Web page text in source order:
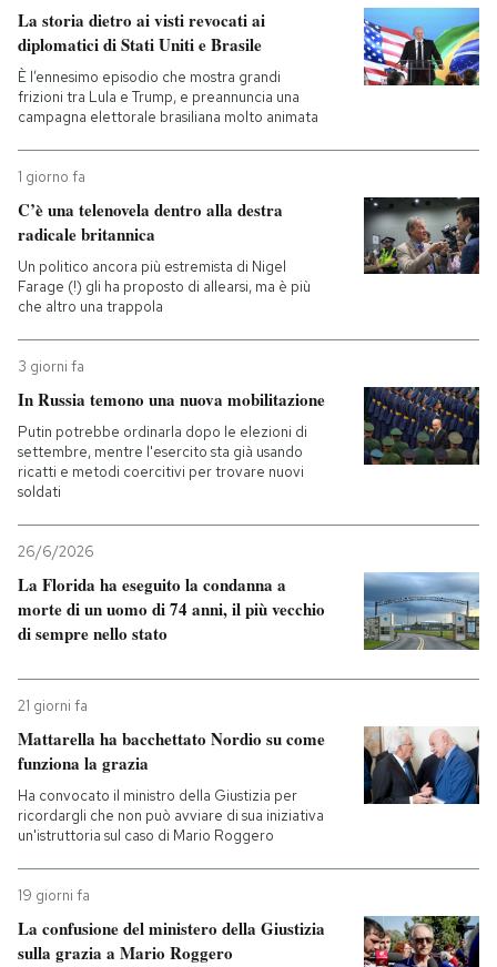
La storia dietro ai visti revocati ai
diplomatici di Stati Uniti e Brasile
È l’ennesimo episodio che mostra grandi
frizioni tra Lula e Trump, e preannuncia una
campagna elettorale brasiliana molto animata
1 giorno fa
C’è una telenovela dentro alla destra
radicale britannica
Un politico ancora più estremista di Nigel
Farage (!) gli ha proposto di allearsi, ma è più
che altro una trappola
3 giorni fa
In Russia temono una nuova mobilitazione
Putin potrebbe ordinarla dopo le elezioni di
settembre, mentre l'esercito sta già usando
ricatti e metodi coercitivi per trovare nuovi
soldati
26/6/2026
La Florida ha eseguito la condanna a
morte di un uomo di 74 anni, il più vecchio
di sempre nello stato
21 giorni fa
Mattarella ha bacchettato Nordio su come
funziona la grazia
Ha convocato il ministro della Giustizia per
ricordargli che non può avviare di sua iniziativa
un'istruttoria sul caso di Mario Roggero
19 giorni fa
La confusione del ministero della Giustizia
sulla grazia a Mario Roggero